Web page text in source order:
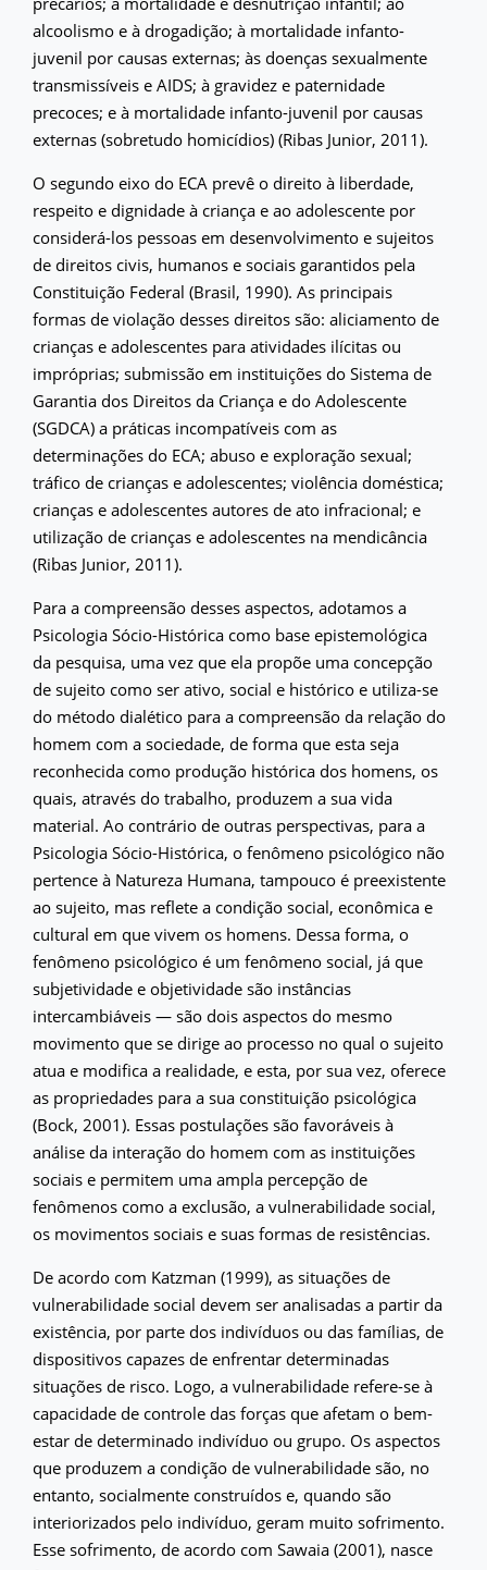
alcoolismo e à drogadição; à mortalidade infanto-
juvenil por causas externas; às doenças sexualmente
transmissíveis e AIDS; à gravidez e paternidade
precoces; e à mortalidade infanto-juvenil por causas
externas (sobretudo homicídios) (Ribas Junior, 2011).
O segundo eixo do ECA prevê o direito à liberdade,
respeito e dignidade à criança e ao adolescente por
considerá-los pessoas em desenvolvimento e sujeitos
de direitos civis, humanos e sociais garantidos pela
Constituição Federal (Brasil, 1990). As principais
formas de violação desses direitos são: aliciamento de
crianças e adolescentes para atividades ilícitas ou
impróprias; submissão em instituições do Sistema de
Garantia dos Direitos da Criança e do Adolescente
(SGDCA) a práticas incompatíveis com as
determinações do ECA; abuso e exploração sexual;
tráfico de crianças e adolescentes; violência doméstica;
crianças e adolescentes autores de ato infracional; e
utilização de crianças e adolescentes na mendicância
(Ribas Junior, 2011).
Para a compreensão desses aspectos, adotamos a
Psicologia Sócio-Histórica como base epistemológica
da pesquisa, uma vez que ela propõe uma concepção
de sujeito como ser ativo, social e histórico e utiliza-se
do método dialético para a compreensão da relação do
homem com a sociedade, de forma que esta seja
reconhecida como produção histórica dos homens, os
quais, através do trabalho, produzem a sua vida
material. Ao contrário de outras perspectivas, para a
Psicologia Sócio-Histórica, o fenômeno psicológico não
pertence à Natureza Humana, tampouco é preexistente
ao sujeito, mas reflete a condição social, econômica e
cultural em que vivem os homens. Dessa forma, o
fenômeno psicológico é um fenômeno social, já que
subjetividade e objetividade são instâncias
intercambiáveis — são dois aspectos do mesmo
movimento que se dirige ao processo no qual o sujeito
atua e modifica a realidade, e esta, por sua vez, oferece
as propriedades para a sua constituição psicológica
(Bock, 2001). Essas postulações são favoráveis à
análise da interação do homem com as instituições
sociais e permitem uma ampla percepção de
fenômenos como a exclusão, a vulnerabilidade social,
os movimentos sociais e suas formas de resistências.
De acordo com Katzman (1999), as situações de
vulnerabilidade social devem ser analisadas a partir da
existência, por parte dos indivíduos ou das famílias, de
dispositivos capazes de enfrentar determinadas
situações de risco. Logo, a vulnerabilidade refere-se à
capacidade de controle das forças que afetam o bem-
estar de determinado indivíduo ou grupo. Os aspectos
que produzem a condição de vulnerabilidade são, no
entanto, socialmente construídos e, quando são
interiorizados pelo indivíduo, geram muito sofrimento.
Esse sofrimento, de acordo com Sawaia (2001), nasce